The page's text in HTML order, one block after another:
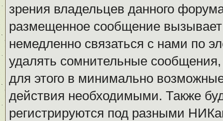
зрения владельцев данного
размещенное сообщение
немедленно связаться с нами по
удалять сомнительные
для этого в минимально
действия необходимыми. Также
регистрируются под разными